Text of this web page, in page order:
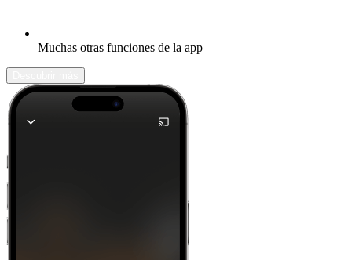
Muchas otras funciones de la app